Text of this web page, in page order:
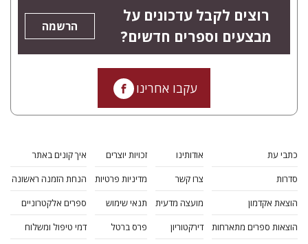
רוצים לקבל עדכונים על
מבצעים וספרים חדשים?
הרשמה
עקבו אחרינו
כתבי עת
סדרות
הוצאת אקדמון
הוצאות ספרים מתארחות
אודותינו
צרו קשר
מועצה מדעית
דירקטוריון
זכויות יוצרים
מדיניות פרטיות
תנאי שימוש
פרס ברטל
איך קונים באתר
הנחת הזמנה ראשונה
ספרים אלקטרוניים
דמי טיפול ומשלוח